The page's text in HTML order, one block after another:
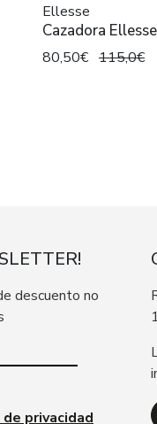
Ellesse
Cazadora
80,50€ 115,0€
descuento no
privacidad